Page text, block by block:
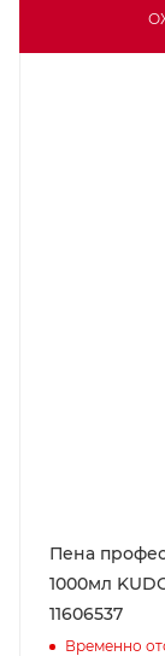
Пена
1000мл
11606537
Временно